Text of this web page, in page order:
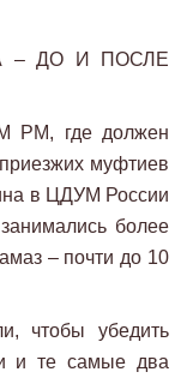
– ДО И ПОСЛЕ
РМ, где должен
муфтиев
в ЦДУМ России
более
– почти до 10
чтобы убедить
и те самые два